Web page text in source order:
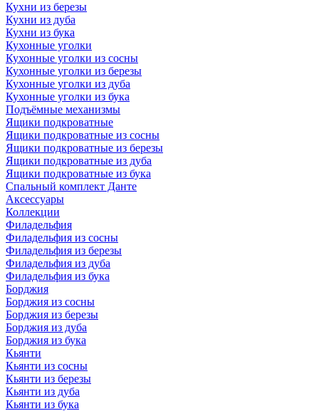
Кухни из березы
Кухни из дуба
Кухни из бука
Кухонные уголки
Кухонные уголки из сосны
Кухонные уголки из березы
Кухонные уголки из дуба
Кухонные уголки из бука
Подъёмные механизмы
Ящики подкроватные
Ящики подкроватные из сосны
Ящики подкроватные из березы
Ящики подкроватные из дуба
Ящики подкроватные из бука
Спальный комплект Данте
Аксессуары
Коллекции
Филадельфия
Филадельфия из сосны
Филадельфия из березы
Филадельфия из дуба
Филадельфия из бука
Борджия
Борджия из сосны
Борджия из березы
Борджия из дуба
Борджия из бука
Кьянти
Кьянти из сосны
Кьянти из березы
Кьянти из дуба
Кьянти из бука